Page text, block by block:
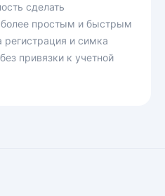
сделать
простым и быстрым
и симка
привязки к учетной